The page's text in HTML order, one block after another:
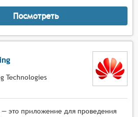
Посмотреть
Technologies
— это приложение для проведения